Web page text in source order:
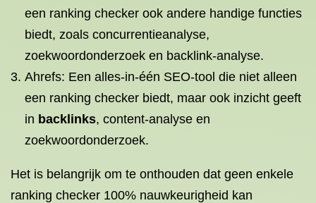
een ranking checker ook andere handige functies
biedt, zoals concurrentieanalyse,
zoekwoordonderzoek en backlink-analyse.
Ahrefs: Een alles-in-één SEO-tool die niet alleen
een ranking checker biedt, maar ook inzicht geeft
in backlinks, content-analyse en
zoekwoordonderzoek.
Het is belangrijk om te onthouden dat geen enkele
ranking checker 100% nauwkeurigheid kan